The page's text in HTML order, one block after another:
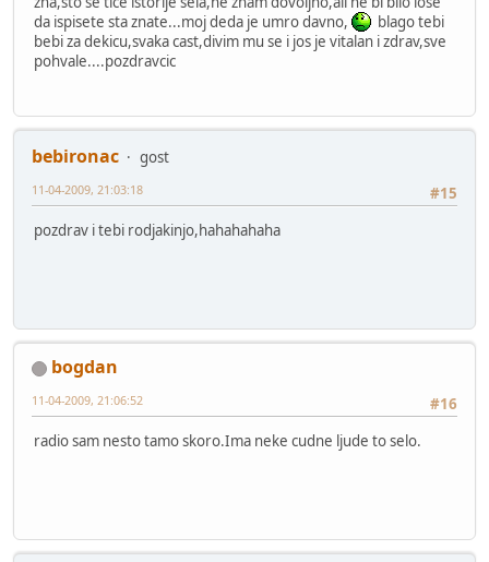
da ispisete sta znate...moj deda je umro davno,
blago tebi
bebi za dekicu,svaka cast,divim mu se i jos je vitalan i zdrav,sve
pohvale....pozdravcic
bebironac
gost
#15
11-04-2009, 21:03:18
pozdrav i tebi rodjakinjo,hahahahaha
bogdan
#16
11-04-2009, 21:06:52
radio sam nesto tamo skoro.Ima neke cudne ljude to selo.